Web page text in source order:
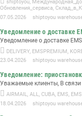
shiptoyou,
Обновления_сервиса,
07.05.2026
shiptoyou
Уведомление о доставке
Уведомление о доставке
DELIVERY, EMSPREMIUM,
23.04.2026
shiptoyou
Уведомление:
Уважаемые клиенты, В
AIRMAIL, ALL, CUBA, EMS,
18.04.2026
shiptoyou